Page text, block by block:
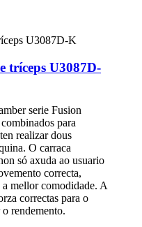
tríceps U3087D-
serie Fusion
para
realizar dous
O carraca
só axuda ao usuario
correcta,
a mellor comodidade. A
correctas para o
rendemento.